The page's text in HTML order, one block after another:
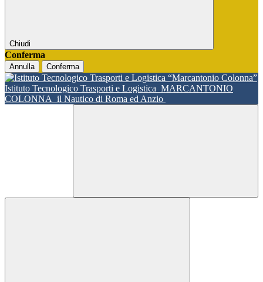
Chiudi
Conferma
Annulla Conferma
Istituto Tecnologico Trasporti e Logistica MARCANTONIO
COLONNA il Nautico di Roma ed Anzio